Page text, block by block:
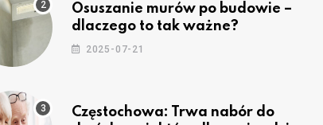
Osuszanie murów po budowie –
dlaczego to tak ważne?
2025-07-21
Częstochowa: Trwa nabór do